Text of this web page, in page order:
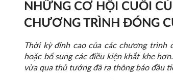
NHỮNG CƠ HỘI CUỐI
CHƯƠNG TRÌNH ĐÓNG
Thời kỳ đỉnh cao của các chương trình
hoặc bổ sung các điều kiện khắt khe
vừa qua thủ tướng đã ra thông báo đầu